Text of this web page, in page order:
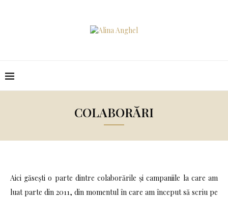
COLABORĂRI
Aici găsești o parte dintre colaborările și campaniile la care am
luat parte din 2011, din momentul în care am început să scriu pe